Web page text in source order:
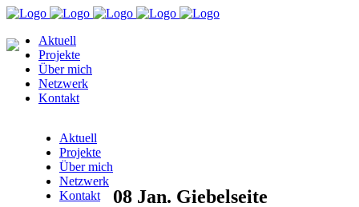
Aktuell
Projekte
Über mich
Netzwerk
Kontakt
Aktuell
Projekte
Über mich
Netzwerk
Kontakt
08 Jan. Giebelseite